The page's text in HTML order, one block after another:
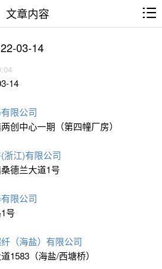
文章内容
03-14
14
限公司
创中心一期（第四幢厂房）
浙江)有限公司
德兰大道1号
限公司
号
（海盐）有限公司
1583（海盐/西塘桥）